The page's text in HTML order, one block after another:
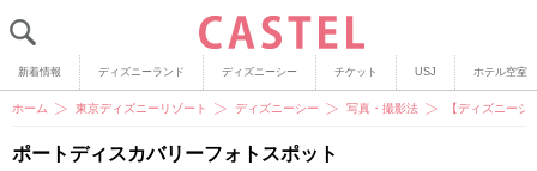
新着情報 ディズニーランド ディズニーシー チケット USJ ホテル空室
ホーム 東京ディズニーリゾート ディズニーシー 写真・撮影法 【ディズニー
ポートディスカバリーフォトスポット